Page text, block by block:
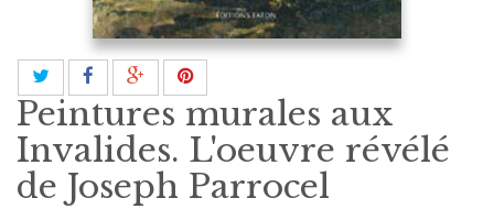
Peintures murales aux
Invalides. L'oeuvre révélé
de Joseph Parrocel